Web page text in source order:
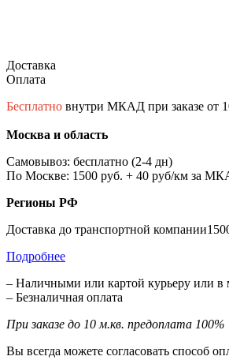
Доставка
Оплата
Бесплатно внутри МКАД при заказе от
Москва и область
Самовывоз: бесплатно (2-4 дн)
По Москве: 1500 руб. + 40 руб/км за
Регионы РФ
Доставка до транспортной
Подробнее
– Наличными или картой курьеру или в
– Безналичная оплата
При заказе до 10 м.кв. предоплата 100%
Вы всегда можете согласовать способ